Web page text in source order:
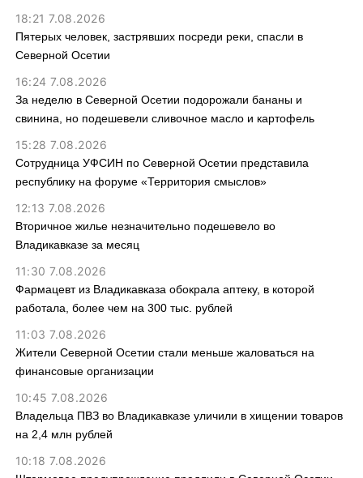
18:21 7.08.2026
Пятерых человек, застрявших посреди реки, спасли в
Северной Осетии
16:24 7.08.2026
За неделю в Северной Осетии подорожали бананы и
свинина, но подешевели сливочное масло и картофель
15:28 7.08.2026
Сотрудница УФСИН по Северной Осетии представила
республику на форуме «Территория смыслов»
12:13 7.08.2026
Вторичное жилье незначительно подешевело во
Владикавказе за месяц
11:30 7.08.2026
Фармацевт из Владикавказа обокрала аптеку, в которой
работала, более чем на 300 тыс. рублей
11:03 7.08.2026
Жители Северной Осетии стали меньше жаловаться на
финансовые организации
10:45 7.08.2026
Владельца ПВЗ во Владикавказе уличили в хищении товаров
на 2,4 млн рублей
10:18 7.08.2026